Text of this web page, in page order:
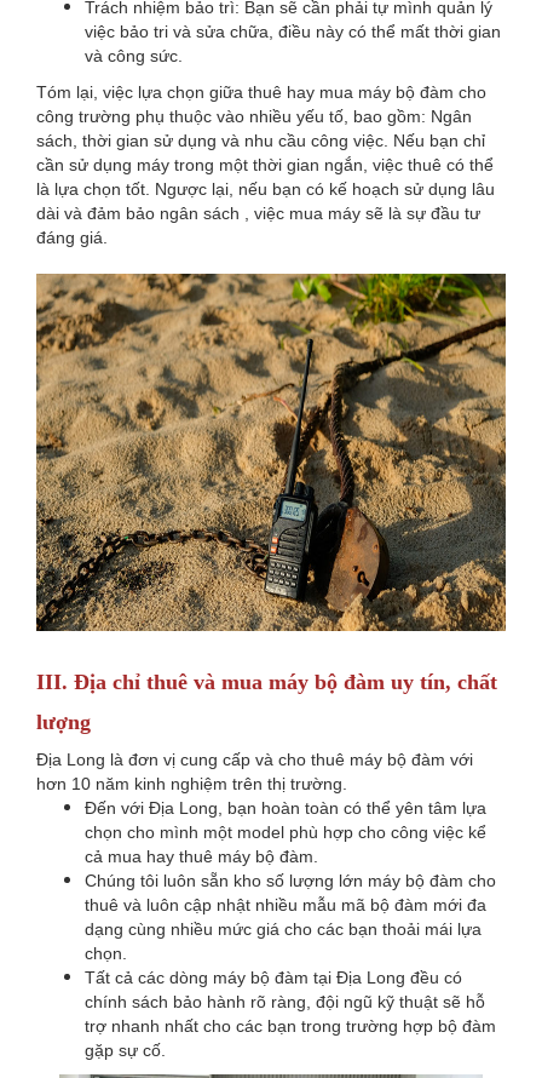
Trách nhiệm bảo trì: Bạn sẽ cần phải tự mình quản lý
việc bảo tri và sửa chữa, điều này có thể mất thời gian
và công sức.
Tóm lại, việc lựa chọn giữa thuê hay mua máy bộ đàm cho
công trường phụ thuộc vào nhiều yếu tố, bao gồm: Ngân
sách, thời gian sử dụng và nhu cầu công việc. Nếu bạn chỉ
cần sử dụng máy trong một thời gian ngắn, việc thuê có thể
là lựa chọn tốt. Ngược lại, nếu bạn có kế hoạch sử dụng lâu
dài và đảm bảo ngân sách , việc mua máy sẽ là sự đầu tư
đáng giá.
III. Địa chỉ thuê và mua máy bộ đàm uy tín, chất
lượng
Địa Long là đơn vị cung cấp và cho thuê máy bộ đàm với
hơn 10 năm kinh nghiệm trên thị trường.
Đến với Địa Long, bạn hoàn toàn có thể yên tâm lựa
chọn cho mình một model phù hợp cho công việc kể
cả mua hay thuê máy bộ đàm.
Chúng tôi luôn sẵn kho số lượng lớn máy bộ đàm cho
thuê và luôn cập nhật nhiều mẫu mã bộ đàm mới đa
dạng cùng nhiều mức giá cho các bạn thoải mái lựa
chọn.
Tất cả các dòng máy bộ đàm tại Địa Long đều có
chính sách bảo hành rõ ràng, đội ngũ kỹ thuật sẽ hỗ
trợ nhanh nhất cho các bạn trong trường hợp bộ đàm
gặp sự cố.